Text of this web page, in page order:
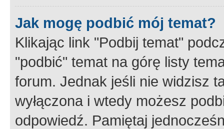
Jak mogę podbić mój temat?
Klikając link "Podbij temat"
"podbić" temat na górę listy
forum. Jednak jeśli nie widzisz
wyłączona i wtedy możesz
odpowiedź. Pamiętaj